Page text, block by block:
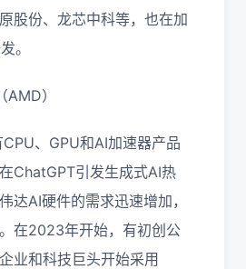
股份、龙芯中科等，也在加
。
）
、GPU和AI加速器产品
ChatGPT引发生成式AI热
达AI硬件的需求迅速增加，
在2023年开始，有初创公
业和科技巨头开始采用